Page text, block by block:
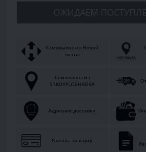
ОЖИДАЕМ
Самовывоз из Новой
почты
Самовывоз из
STROYPLOSHADKA
Адресная доставка
Оплата на карту